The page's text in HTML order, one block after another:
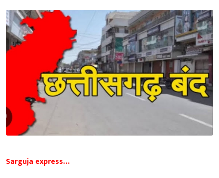
Sarguja express…